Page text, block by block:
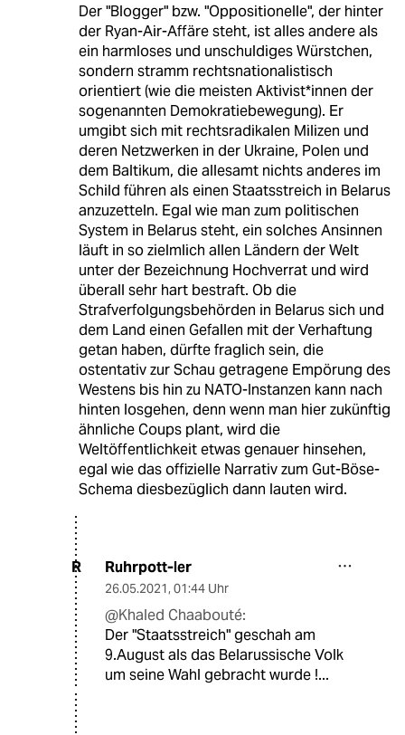
Der "Blogger" bzw. "Oppositionelle", der hinter
der Ryan-Air-Affäre steht, ist alles andere als
ein harmloses und unschuldiges Würstchen,
sondern stramm rechtsnationalistisch
orientiert (wie die meisten Aktivist*innen der
sogenannten Demokratiebewegung). Er
umgibt sich mit rechtsradikalen Milizen und
deren Netzwerken in der Ukraine, Polen und
dem Baltikum, die allesamt nichts anderes im
Schild führen als einen Staatsstreich in Belarus
anzuzetteln. Egal wie man zum politischen
System in Belarus steht, ein solches Ansinnen
läuft in so zielmlich allen Ländern der Welt
unter der Bezeichnung Hochverrat und wird
überall sehr hart bestraft. Ob die
Strafverfolgungsbehörden in Belarus sich und
dem Land einen Gefallen mit der Verhaftung
getan haben, dürfte fraglich sein, die
ostentativ zur Schau getragene Empörung des
Westens bis hin zu NATO-Instanzen kann nach
hinten losgehen, denn wenn man hier zukünftig
ähnliche Coups plant, wird die
Weltöffentlichkeit etwas genauer hinsehen,
egal wie das offizielle Narrativ zum Gut-Böse-
Schema diesbezüglich dann lauten wird.
R Ruhrpott-ler
26.05.2021, 01:44 Uhr
@Khaled Chaabouté:
Der "Staatsstreich" geschah am
9.August als das Belarussische Volk
um seine Wahl gebracht wurde !...